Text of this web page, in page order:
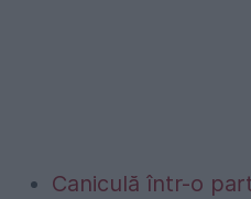
Caniculă într-o